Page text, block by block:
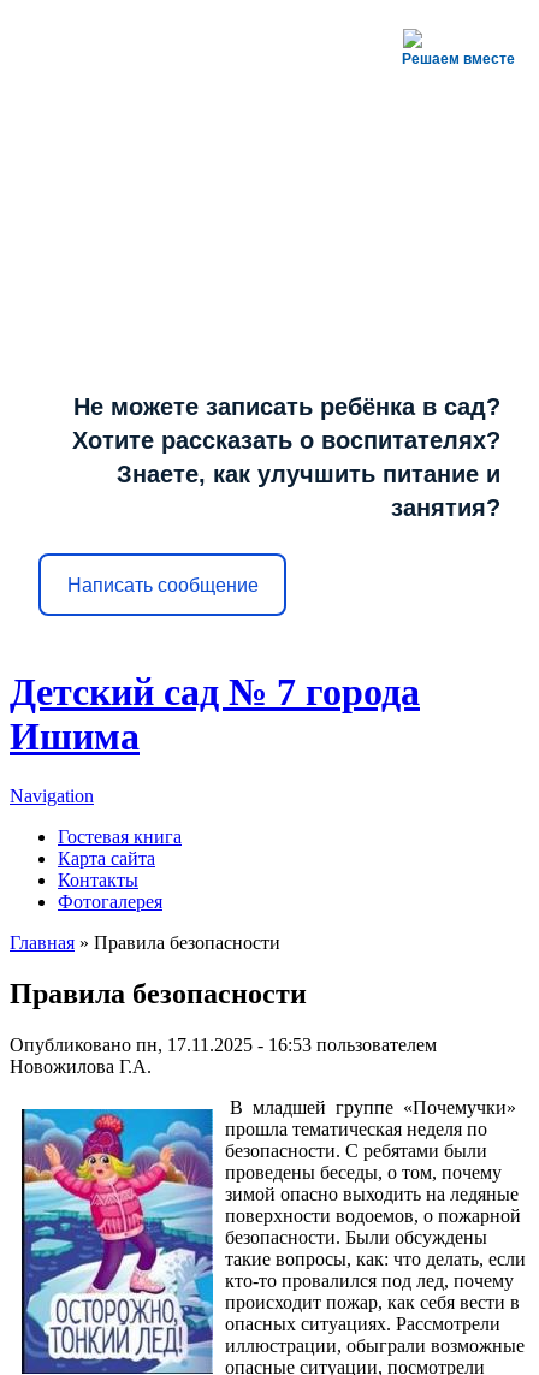
Решаем вместе
Не можете записать ребёнка в сад?
Хотите рассказать о воспитателях?
Знаете, как улучшить питание и
занятия?
Написать сообщение
Детский сад № 7 города
Ишима
Navigation
Гостевая книга
Карта сайта
Контакты
Фотогалерея
Главная » Правила безопасности
Правила безопасности
Опубликовано пн, 17.11.2025 - 16:53 пользователем
Новожилова Г.А.
В младшей группе «Почемучки»
прошла тематическая неделя по
безопасности. С ребятами были
проведены беседы, о том, почему
зимой опасно выходить на ледяные
поверхности водоемов, о пожарной
безопасности. Были обсуждены
такие вопросы, как: что делать, если
кто-то провалился под лед, почему
происходит пожар, как себя вести в
опасных ситуациях. Рассмотрели
иллюстрации, обыграли возможные
опасные ситуации, посмотрели